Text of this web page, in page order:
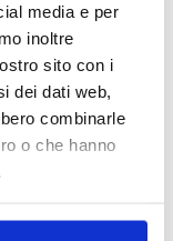
media e per
inoltre
sito con i
dei dati web,
combinarle
o che hanno